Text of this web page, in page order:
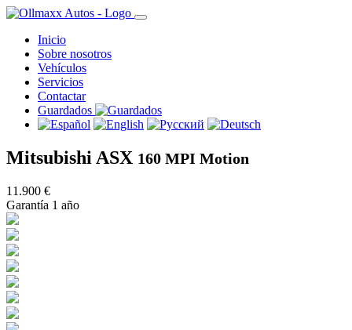
Inicio
Sobre nosotros
Vehículos
Servicios
Contactar
Guardados
Mitsubishi ASX 160 MPI Motion
11.900 €
Garantía 1 año